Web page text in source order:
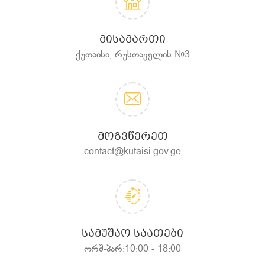
ᲛᲘᲡᲐᲛᲐᲠᲗᲘ
ქუთაისი, რუსთაველის №3
ᲛᲝᲒᲕᲬᲔᲠᲔᲗ
contact@kutaisi.gov.ge
ᲡᲐᲛᲣᲨᲐᲝ ᲡᲐᲐᲗᲔᲑᲘ
ორშ-პარ:10:00 - 18:00